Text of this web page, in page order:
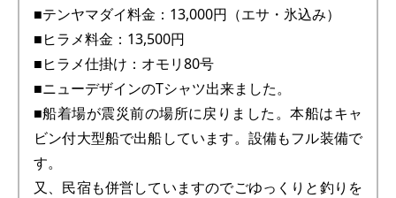
■テンヤマダイ料金：13,000円（エサ・氷込み）
■ヒラメ料金：13,500円
■ヒラメ仕掛け：オモリ80号
■ニューデザインのTシャツ出来ました。
■船着場が震災前の場所に戻りました。本船はキャ
ビン付大型船で出船しています。設備もフル装備で
す。
又、民宿も併営していますのでごゆっくりと釣りを